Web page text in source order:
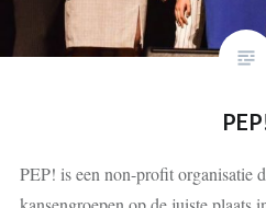
PEP! is een non-profit organisatie